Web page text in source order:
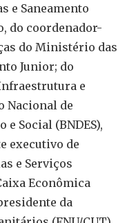
e Saneamento
do coordenador-
do Ministério das
Junior; do
e
Nacional de
Social (BNDES),
executivo de
e Serviços
Econômica
da